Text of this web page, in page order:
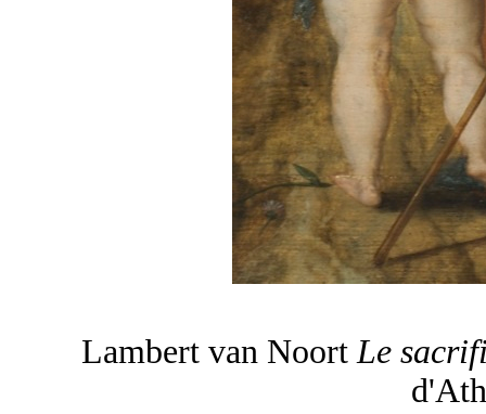
Lambert van Noort Le